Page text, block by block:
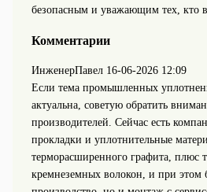
безопасным и уважающим тех, кто
Комментарии
ИнженерПавел 16-06-2026 12:09
Если тема промышленных
актуальна, советую обратить
производителей. Сейчас есть
прокладки и уплотнительные
терморасширенного графита, плюс
кремнеземных волокон, и при этом